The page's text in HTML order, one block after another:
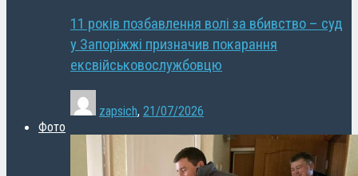
11 років позбавлення волі за вбивство – суд
у Запоріжжі призначив покарання
ексвійськовослужбовцю
zapsich, 21/07/2026
Фото